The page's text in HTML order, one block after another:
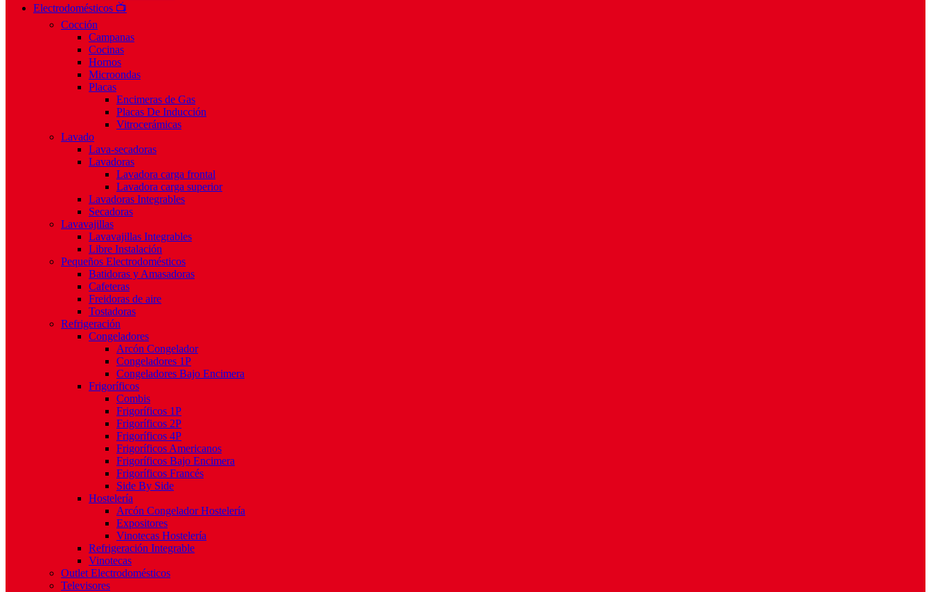
Electrodomésticos 📺
Cocción
Campanas
Cocinas
Hornos
Microondas
Placas
Encimeras de Gas
Placas De Inducción
Vitrocerámicas
Lavado
Lava-secadoras
Lavadoras
Lavadora carga frontal
Lavadora carga superior
Lavadoras Integrables
Secadoras
Lavavajillas
Lavavajillas Integrables
Libre Instalación
Pequeños Electrodomésticos
Batidoras y Amasadoras
Cafeteras
Freidoras de aire
Tostadoras
Refrigeración
Congeladores
Arcón Congelador
Congeladores 1P
Congeladores Bajo Encimera
Frigoríficos
Combis
Frigoríficos 1P
Frigoríficos 2P
Frigoríficos 4P
Frigoríficos Americanos
Frigoríficos Bajo Encimera
Frigoríficos Francés
Side By Side
Hostelería
Arcón Congelador Hostelería
Expositores
Vinotecas Hostelería
Refrigeración Integrable
Vinotecas
Outlet Electrodomésticos
Televisores